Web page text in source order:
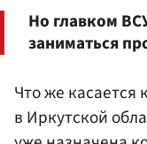
Но главком
заниматься
Что же касается
в Иркутской